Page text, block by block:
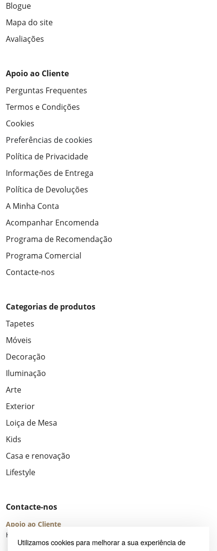
Utilizamos cookies para melhorar a sua experiência de
Blogue
Mapa do site
Avaliações
Apoio ao Cliente
Perguntas Frequentes
Termos e Condições
Cookies
Preferências de cookies
Política de Privacidade
Informações de Entrega
Política de Devoluções
A Minha Conta
Acompanhar Encomenda
Programa de Recomendação
Programa Comercial
Contacte-nos
Categorias de produtos
Tapetes
Móveis
Decoração
Iluminação
Arte
Exterior
Loiça de Mesa
Kids
Casa e renovação
Lifestyle
Contacte-nos
Apoio ao Cliente
Horário de Atendimento: seg – sex 8:00 – 16:00 (UTC+2)